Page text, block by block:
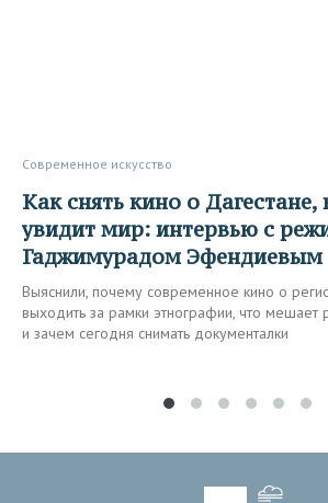
Современное искусство
Как снять кино о Дагестане, которое
увидит мир: интервью с
Гаджимурадом Эфендиевым
Выяснили, почему современное кино о
выходить за рамки этнографии, что мешает
и зачем сегодня снимать документалки